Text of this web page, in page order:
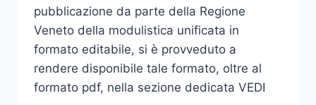
pubblicazione da parte della Regione
Veneto della modulistica unificata in
formato editabile, si è provveduto a
rendere disponibile tale formato, oltre al
formato pdf, nella sezione dedicata VEDI